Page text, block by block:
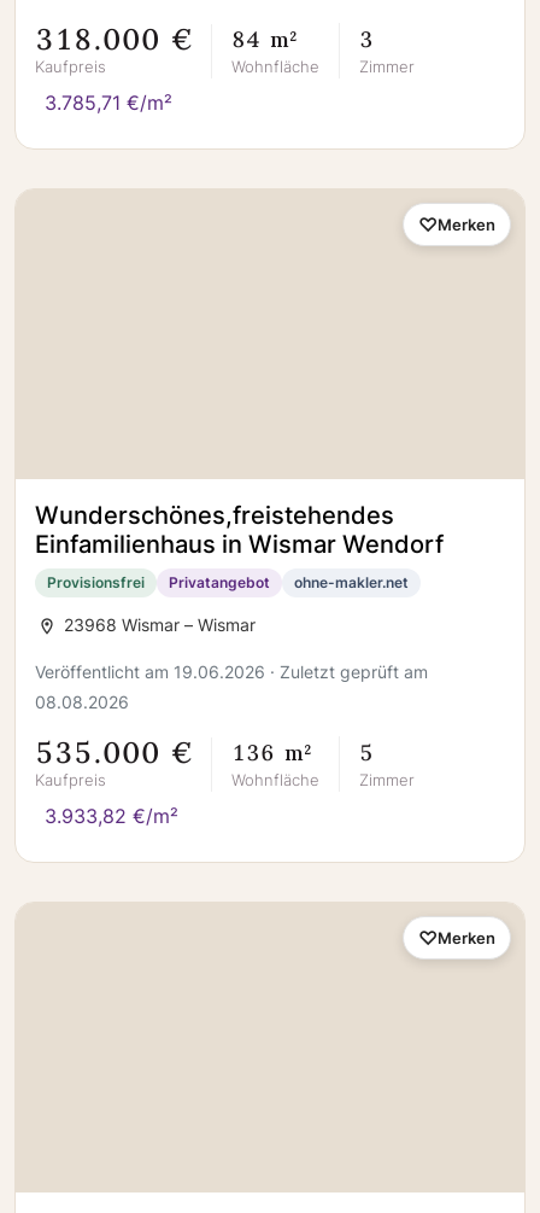
318.000 €
Kaufpreis
84 m²
Wohnfläche
3
Zimmer
3.785,71 €/m²
Wunderschönes,freistehendes
Einfamilienhaus in Wismar Wendorf
Provisionsfrei Privatangebot ohne-makler.net
23968 Wismar – Wismar
Veröffentlicht am 19.06.2026 · Zuletzt geprüft am
08.08.2026
535.000 €
Kaufpreis
136 m²
Wohnfläche
5
Zimmer
3.933,82 €/m²
Merken
Merken